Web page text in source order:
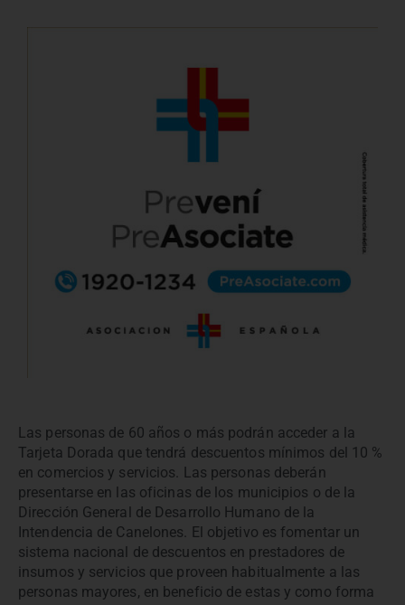
Las personas de 60 años o más podrán acceder a la
Tarjeta Dorada que tendrá descuentos mínimos del 10 %
en comercios y servicios. Las personas deberán
presentarse en las oficinas de los municipios o de la
Dirección General de Desarrollo Humano de la
Intendencia de Canelones. El objetivo es fomentar un
sistema nacional de descuentos en prestadores de
insumos y servicios que proveen habitualmente a las
personas mayores, en beneficio de estas y como forma